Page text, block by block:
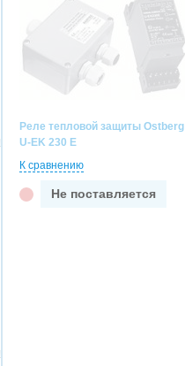
Реле тепловой защиты Ostberg
U-EK 230 E
К сравнению
Не поставляется